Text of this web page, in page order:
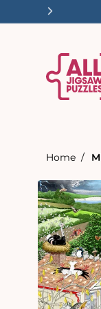
Home
informations
produits